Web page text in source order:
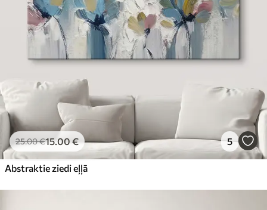
25.00€15.00€ 5
Abstraktie ziedi eļļā